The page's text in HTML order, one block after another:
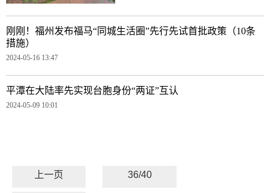
刚刚！福州发布福马“同城生活圈”先行先试首批政策（10条
措施）
2024-05-16 13:47
平潭在大陆率先实现台胞身份“两证”互认
2024-05-09 10:01
上一页 36/40